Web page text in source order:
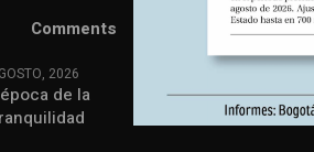
Comments
2026
de la